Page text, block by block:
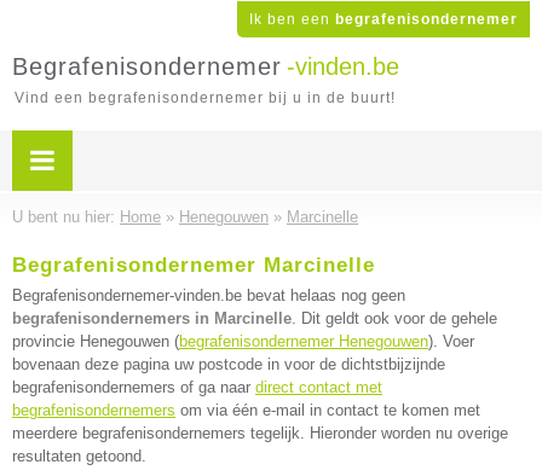
Ik ben een begrafenisondernemer
Begrafenisondernemer -vinden.be
Vind een begrafenisondernemer bij u in de buurt!
U bent nu hier: Home » Henegouwen » Marcinelle
Begrafenisondernemer Marcinelle
Begrafenisondernemer-vinden.be bevat helaas nog geen
begrafenisondernemers in Marcinelle. Dit geldt ook voor de gehele
provincie Henegouwen (begrafenisondernemer Henegouwen). Voer
bovenaan deze pagina uw postcode in voor de dichtstbijzijnde
begrafenisondernemers of ga naar direct contact met
begrafenisondernemers om via één e-mail in contact te komen met
meerdere begrafenisondernemers tegelijk. Hieronder worden nu overige
resultaten getoond.